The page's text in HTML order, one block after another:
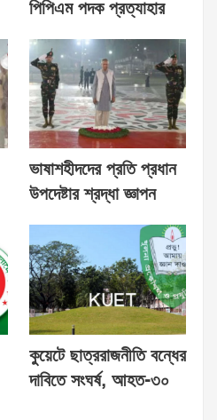
পিপিএম পদক প্রত্যাহার
ভাষাশহীদদের প্রতি প্রধান
উপদেষ্টার শ্রদ্ধা জ্ঞাপন
কুয়েটে ছাত্ররাজনীতি বন্ধের
দাবিতে সংঘর্ষ, আহত-৩০